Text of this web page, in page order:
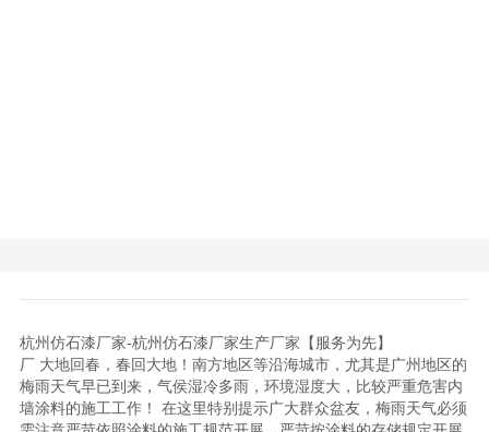
杭州仿石漆厂家-杭州仿石漆厂家生产厂家【服务为先】
厂 大地回春，春回大地！南方地区等沿海城市，尤其是广州地区的
梅雨天气早已到来，气侯湿冷多雨，环境湿度大，比较严重危害内
墙涂料的施工工作！ 在这里特别提示广大群众盆友，梅雨天气必须